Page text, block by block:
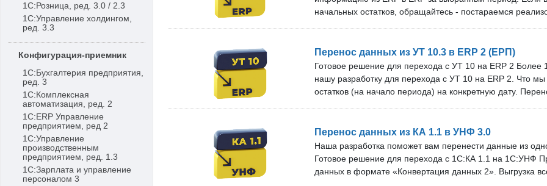
1С:Розница, ред. 3.0 / 2.3
1С:Управление холдингом,
ред. 3.3
Конфигурация-приемник
1С:Бухгалтерия предприятия,
ред. 3
1С:Комплексная
автоматизация, ред. 2
1С:ERP Управление
предприятием, ред 2
1С:Управление
производственным
предприятием, ред. 1.3
1С:Зарплата и управление
персоналом 3
под новые версии программ и оказываем техническую
проверить наше решение на своём сервере.
начальных остатков, обращайтесь - постараемся
и получаете необходимые обновления по мере выпуска
получения бесплатных обновлений зависит от тарифа.
Вы можете бесплатно проверить наше решение на
Перенос данных из УТ 10.3 в ERP 2 (ЕРП)
Готовое решение для перехода с УТ 10 на ERP 2 Более
нашу разработку для перехода с УТ 10 на ERP 2. Что
остатков (на начало периода) на конкретную дату.
Техническая поддержка и обновления. Мы оперативно
новые версии программ и оказываем техническую
поддержки и бесплатных обновлений зависит от
10 специалистов. Проверка перед покупкой: Вы можете
Перенос данных из КА 1.1 в УНФ 3.0
Наша разработка поможет вам перенести данные из
Готовое решение для перехода с 1С:КА 1.1 на 1С:УНФ
данных в формате «Конвертация данных 2». Выгрузка